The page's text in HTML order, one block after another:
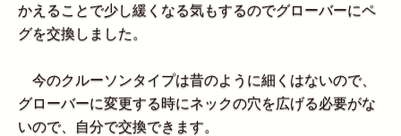
かえることで少し緩くなる気もするのでグローバーにペ
グを交換しました。
今のクルーソンタイプは昔のように細くはないので、
グローバーに変更する時にネックの穴を広げる必要がな
いので、自分で交換できます。